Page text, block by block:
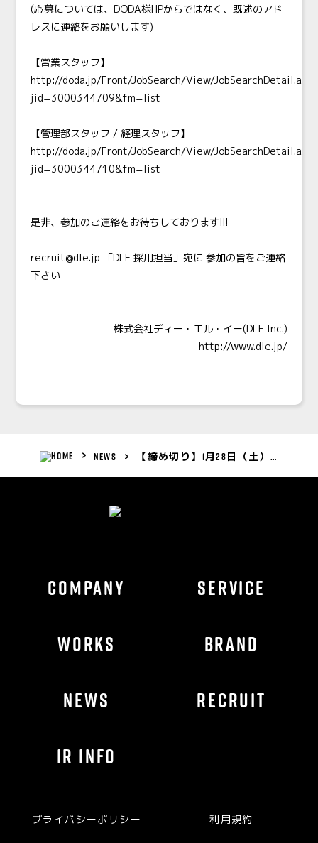
(応募については、DODA様HPからではなく、既述のアド
レスに連絡をお願いします)
【営業スタッフ】
http://doda.jp/Front/JobSearch/View/
jid=3000344709&fm=list
【管理部スタッフ / 経理スタッフ】
http://doda.jp/Front/JobSearch/View/
jid=3000344710&fm=list
是非、参加のご連絡をお待ちしております!!!
recruit@dle.jp 「DLE 採用担当」宛に 参加の旨をご連絡
下さい
株式会社ディー・エル・イー(DLE Inc.)
http://www.dle.jp/
NEWS 【締め切り】1月28日（土） 採用セミナー兼面談会開催決定
COMPANY SERVICE
WORKS BRAND
NEWS RECRUIT
IR INFO
プライバシーポリシー 利用規約